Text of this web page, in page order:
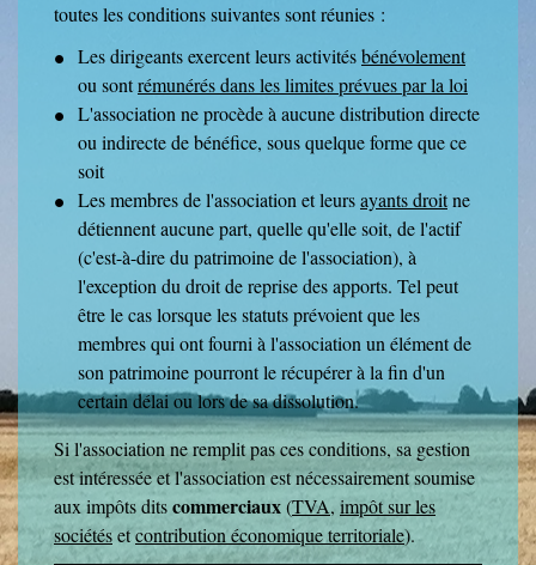
toutes les conditions suivantes sont réunies :
Les dirigeants exercent leurs activitésbénévolement
ou sontrémunérés dans les limites prévues par la loi
L'association ne procède à aucune distribution directe
ou indirecte de bénéfice, sous quelque forme que ce
soit
Les membres de l'association et leursayants droitne
détiennent aucune part, quelle qu'elle soit, de l'actif
(c'est-à-dire du patrimoine de l'association), à
l'exception du droit de reprise des apports. Tel peut
être le cas lorsque les statuts prévoient que les
membres qui ont fourni à l'association un élément de
son patrimoine pourront le récupérer à la fin d'un
certain délai ou lors de sa dissolution.
Si l'association ne remplit pas ces conditions, sa gestion
est intéressée et l'association est nécessairement soumise
aux impôts ditscommerciaux(TVA, impôt sur les
sociétésetcontribution économique territoriale).